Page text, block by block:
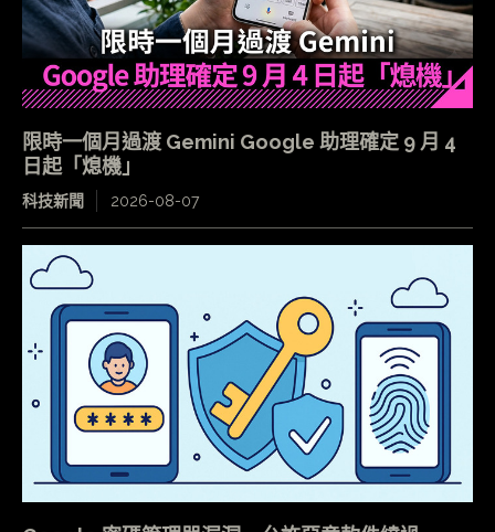
限時一個月過渡 Gemini Google 助理確定 9 月 4
日起「熄機」
科技新聞 2026-08-07